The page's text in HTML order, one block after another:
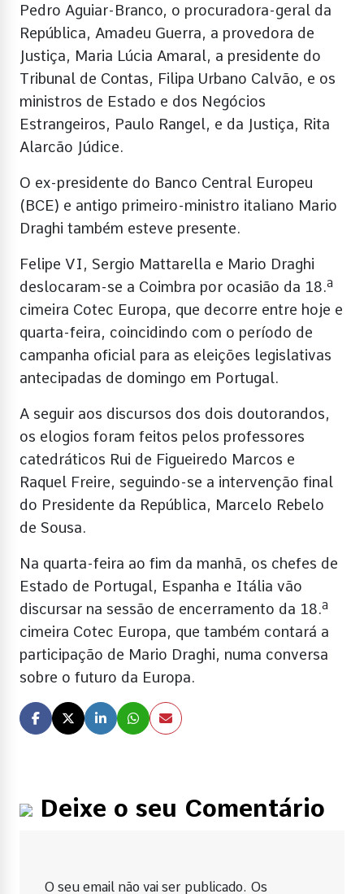
Pedro Aguiar-Branco, o procuradora-geral da
República, Amadeu Guerra, a provedora de
Justiça, Maria Lúcia Amaral, a presidente do
Tribunal de Contas, Filipa Urbano Calvão, e os
ministros de Estado e dos Negócios
Estrangeiros, Paulo Rangel, e da Justiça, Rita
Alarcão Júdice.
O ex-presidente do Banco Central Europeu
(BCE) e antigo primeiro-ministro italiano Mario
Draghi também esteve presente.
Felipe VI, Sergio Mattarella e Mario Draghi
deslocaram-se a Coimbra por ocasião da 18.ª
cimeira Cotec Europa, que decorre entre hoje e
quarta-feira, coincidindo com o período de
campanha oficial para as eleições legislativas
antecipadas de domingo em Portugal.
A seguir aos discursos dos dois doutorandos,
os elogios foram feitos pelos professores
catedráticos Rui de Figueiredo Marcos e
Raquel Freire, seguindo-se a intervenção final
do Presidente da República, Marcelo Rebelo
de Sousa.
Na quarta-feira ao fim da manhã, os chefes de
Estado de Portugal, Espanha e Itália vão
discursar na sessão de encerramento da 18.ª
cimeira Cotec Europa, que também contará a
participação de Mario Draghi, numa conversa
sobre o futuro da Europa.
Deixe o seu Comentário
O seu email não vai ser publicado. Os